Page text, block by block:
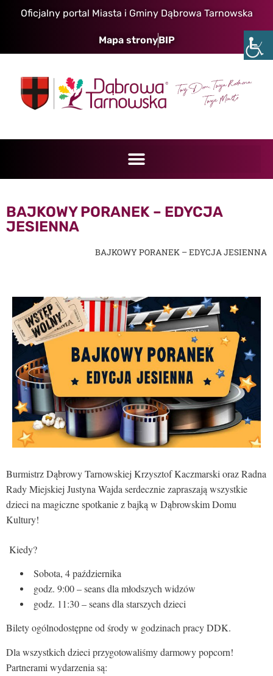
Oficjalny portal Miasta i Gminy Dąbrowa Tarnowska
Mapa stronyBIP
BAJKOWY PORANEK – EDYCJA
JESIENNA
BAJKOWY PORANEK – EDYCJA JESIENNA
Burmistrz Dąbrowy Tarnowskiej Krzysztof Kaczmarski oraz Radna
Rady Miejskiej Justyna Wajda serdecznie zapraszają wszystkie
dzieci na magiczne spotkanie z bajką w Dąbrowskim Domu
Kultury!
Kiedy?
Sobota, 4 października
godz. 9:00 – seans dla młodszych widzów
godz. 11:30 – seans dla starszych dzieci
Bilety ogólnodostępne od środy w godzinach pracy DDK.
Dla wszystkich dzieci przygotowaliśmy darmowy popcorn!
Partnerami wydarzenia są: